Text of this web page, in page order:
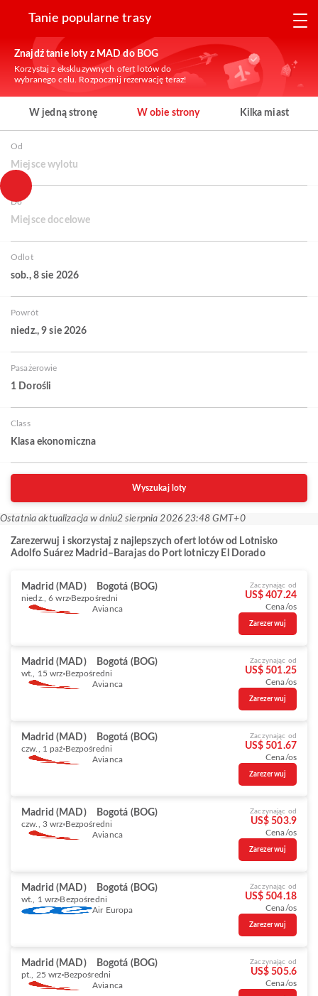
Tanie popularne trasy
Znajdź tanie loty z MAD do BOG
Korzystaj z ekskluzywnych ofert lotów do
wybranego celu. Rozpocznij rezerwację teraz!
W jedną stronę W obie strony Kilka miast
Od
Miejsce wylotu
Do
Miejsce docelowe
Odlot
sob., 8 sie 2026
Powrót
niedz., 9 sie 2026
Pasażerowie
1 Dorośli
Class
Klasa ekonomiczna
Wyszukaj loty
Ostatnia aktualizacja w dniu2 sierpnia 2026 23:48 GMT+0
Zarezerwuj i skorzystaj z najlepszych ofert lotów od Lotnisko
Adolfo Suárez Madrid–Barajas do Port lotniczy El Dorado
Madrid (MAD) Bogotá (BOG)
niedz., 6 wrz Bezpośredni
Avianca
Zaczynając od
US$ 407.24
Cena/os
Zarezerwuj
Madrid (MAD) Bogotá (BOG)
wt., 15 wrz Bezpośredni
Avianca
Zaczynając od
US$ 501.25
Cena/os
Zarezerwuj
Madrid (MAD) Bogotá (BOG)
czw., 1 paź Bezpośredni
Avianca
Zaczynając od
US$ 501.67
Cena/os
Zarezerwuj
Madrid (MAD) Bogotá (BOG)
czw., 3 wrz Bezpośredni
Avianca
Zaczynając od
US$ 503.9
Cena/os
Zarezerwuj
Madrid (MAD) Bogotá (BOG)
wt., 1 wrz Bezpośredni
Air Europa
Zaczynając od
US$ 504.18
Cena/os
Zarezerwuj
Madrid (MAD) Bogotá (BOG)
pt., 25 wrz Bezpośredni
Avianca
Zaczynając od
US$ 505.6
Cena/os